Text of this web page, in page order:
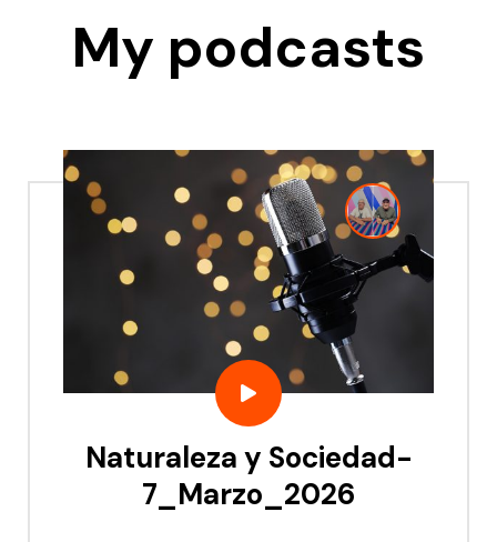
My podcasts
Naturaleza y Sociedad-
7_Marzo_2026